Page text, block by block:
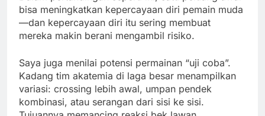
bisa meningkatkan kepercayaan diri pemain muda
—dan kepercayaan diri itu sering membuat
mereka makin berani mengambil risiko.
Saya juga menilai potensi permainan “uji coba”.
Kadang tim akatemia di laga besar menampilkan
variasi: crossing lebih awal, umpan pendek
kombinasi, atau serangan dari sisi ke sisi.